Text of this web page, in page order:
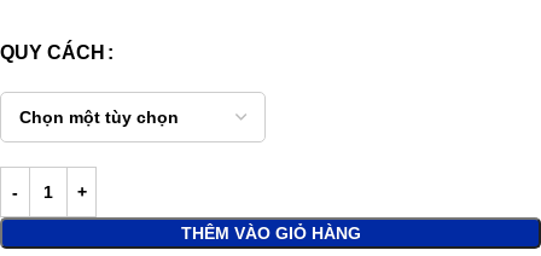
QUY CÁCH
THÊM VÀO GIỎ HÀNG